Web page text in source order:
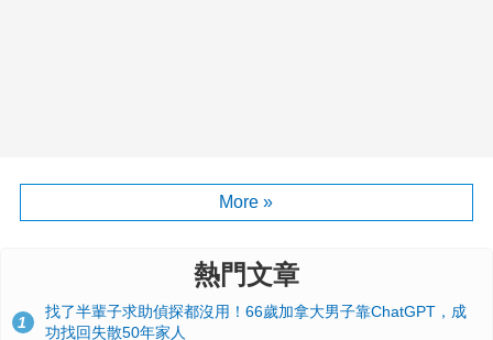
More »
熱門文章
1
找了半輩子求助偵探都沒用！66歲加拿大男子靠ChatGPT，成
功找回失散50年家人